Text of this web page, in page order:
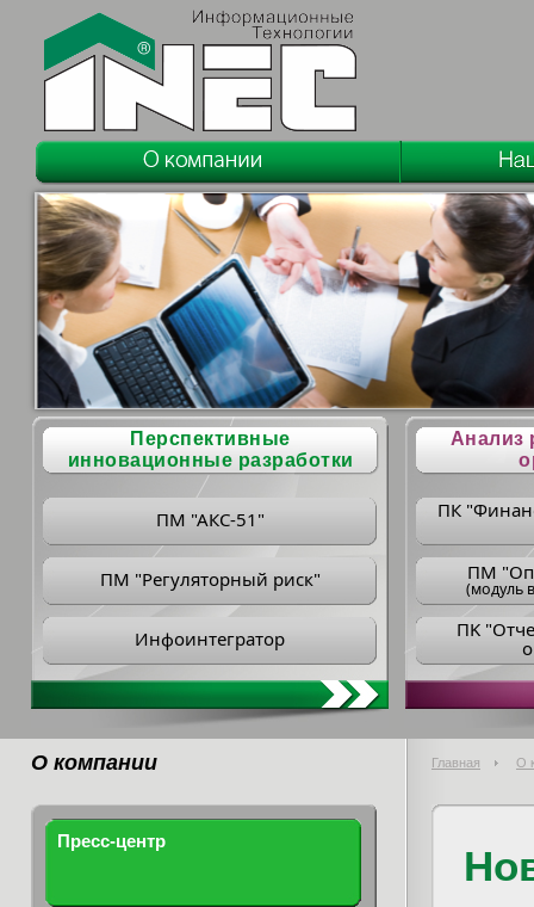
Перспективные
инновационные разработки
ПМ "АКС-51"
ПМ "Регуляторный риск"
Инфоинтегратор
Анализ
ПК
ПM
(модуль
ПK
О компании Главная О
Пресс-центр